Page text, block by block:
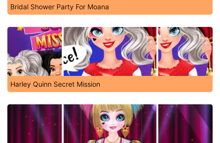
Bridal Shower Party For Moana
Harley Quinn Secret Mission